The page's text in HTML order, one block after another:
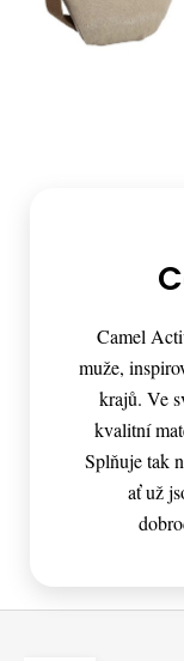
Camel
muže,
krajů. Ve
kvalitní
Splňuje tak
ať už
Z